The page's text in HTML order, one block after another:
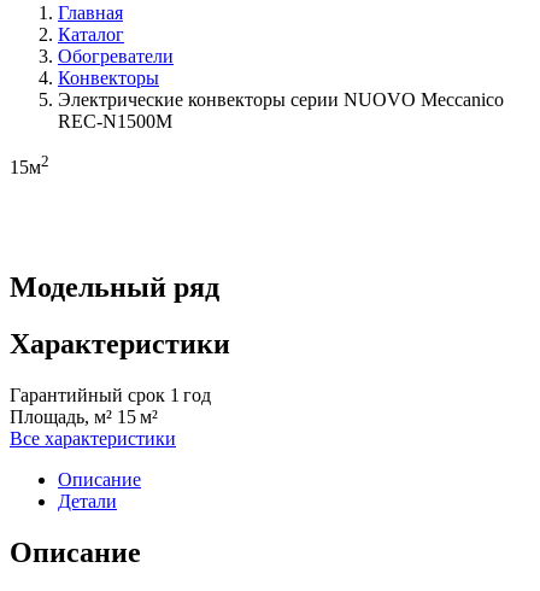
Главная
Каталог
Обогреватели
Конвекторы
Электрические конвекторы серии NUOVO Meccanico
REC-N1500M
15м2
Модельный ряд
Характеристики
Гарантийный срок 1 год
Площадь, м² 15 м²
Все характеристики
Описание
Детали
Описание